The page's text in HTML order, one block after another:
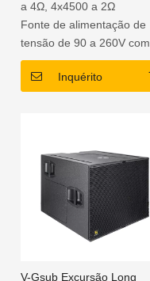
amplificador
a 4Ω, 4x4500 a 2Ω
Fonte de alimentação de
tensão de 90 a 260V com
PFC
Processamento DSP
Instalação e controle fácil
Inquérito
V-Gsub Excursão Long